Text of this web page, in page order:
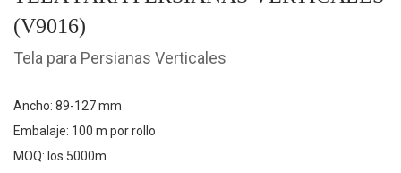
(V9016)
Tela para Persianas Verticales
Ancho: 89-127 mm
Embalaje: 100 m por rollo
MOQ: los 5000m